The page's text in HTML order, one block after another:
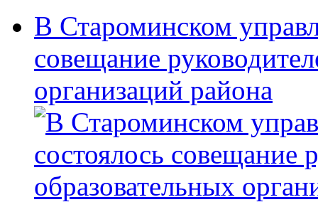
В Староминском
совещание
организаций района